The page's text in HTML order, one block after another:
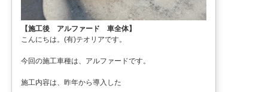
【施工後 アルファード 車全体】
こんにちは。(有)テオリアです。
今回の施工車種は、アルファードです。
施工内容は、昨年から導入した